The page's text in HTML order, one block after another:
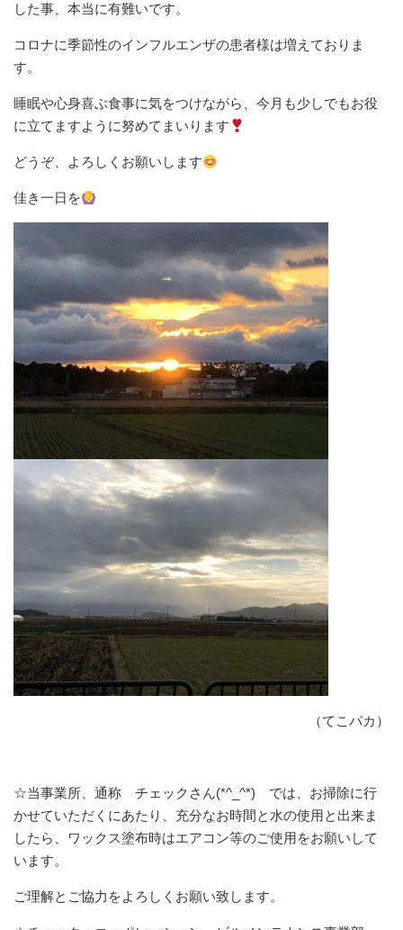
した事、本当に有難いです。
コロナに季節性のインフルエンザの患者様は増えておりま
す。
睡眠や心身喜ぶ食事に気をつけながら、今月も少しでもお役
に立てますように努めてまいります
どうぞ、よろしくお願いします
佳き一日を
（てこパカ）
☆当事業所、通称 チェックさん(*^_^*) では、お掃除に行
かせていただくにあたり、充分なお時間と水の使用と出来ま
したら、ワックス塗布時はエアコン等のご使用をお願いして
います。
ご理解とご協力をよろしくお願い致します。